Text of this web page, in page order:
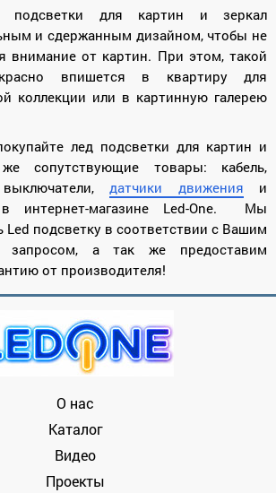
подсветки для картин и зеркал
и сдержанным дизайном, чтобы не
внимание от картин. При этом, такой
впишется в квартиру для
коллекции или в картинную галерею
лед подсветки для картин и
сопутствующие товары: кабель,
датчики движения и
интернет-магазине Led-One. Мы
подсветку в соответствии с Вашим
запросом, а так же предоставим
от производителя!
О нас
Каталог
Видео
Проекты